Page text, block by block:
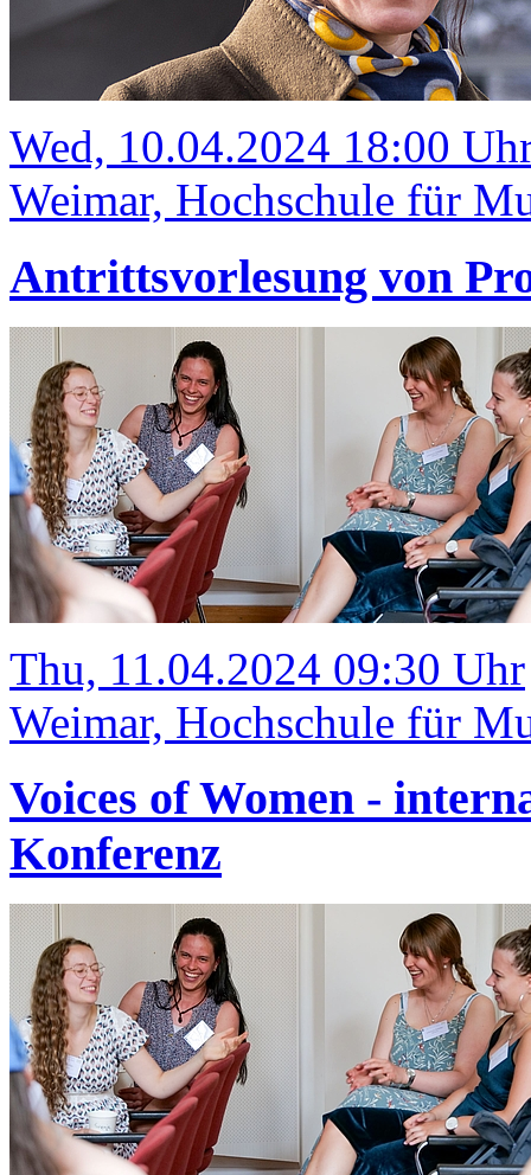
Wed, 10.04.2024 18:00
Weimar, Hochschule für
Antrittsvorlesung von
Thu, 11.04.2024 09:30 Uhr
Weimar, Hochschule für
Voices of Women -
Konferenz